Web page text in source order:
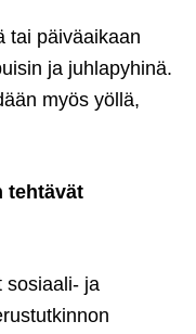
tai päiväaikaan
ja juhlapyhinä.
myös yöllä,
tehtävät
sosiaali- ja